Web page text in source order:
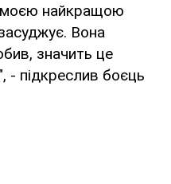
моєю найкращою
Вона
значить це
- підкреслив боєць